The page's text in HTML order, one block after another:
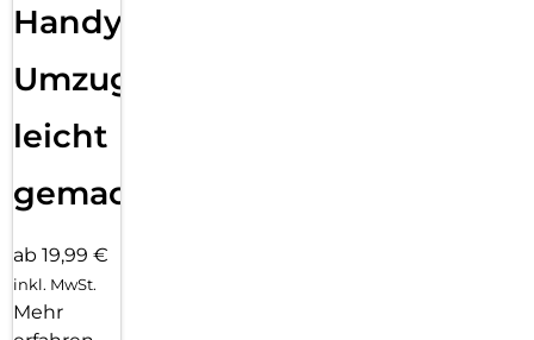
Handy
Umzug
leicht
gemacht!
ab 19,99 €
inkl. MwSt.
Mehr